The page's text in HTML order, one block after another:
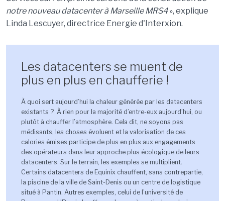
notre nouveau datacenter à Marseille MRS4», explique
Linda Lescuyer, directrice Energie d'Interxion.
Les datacenters se muent de
plus en plus en chaufferie !
À quoi sert aujourd’hui la chaleur générée par les datacenters
existants ? À rien pour la majorité d’entre-eux aujourd’hui, ou
plutôt à chauffer l’atmosphère. Cela dit, ne soyons pas
médisants, les choses évoluent et la valorisation de ces
calories émises participe de plus en plus aux engagements
des opérateurs dans leur approche plus écologique de leurs
datacenters. Sur le terrain, les exemples se multiplient.
Certains datacenters de Equinix chauffent, sans contrepartie,
la piscine de la ville de Saint-Denis ou un centre de logistique
situé à Pantin. Autres exemples, celui de l’université de